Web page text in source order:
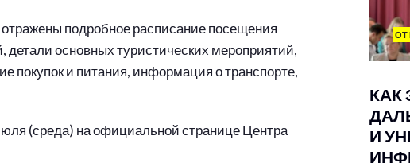
подробное расписание посещения
детали основных туристических мероприятий,
покупок и питания, информация о транспорте,
(среда) на официальной странице Центра
ОТ
КАК
И